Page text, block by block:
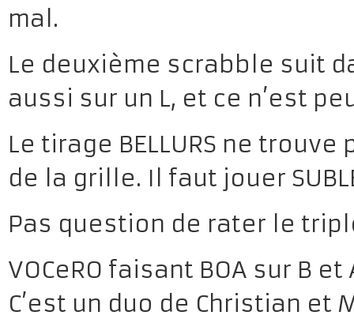
mal.
Le deuxième scrabble suit
aussi sur un L, et ce n’est
Le tirage BELLURS ne trouve
de la grille. Il faut jouer
Pas question de rater le
VOCeRO faisant BOA sur B
C’est un duo de Christian